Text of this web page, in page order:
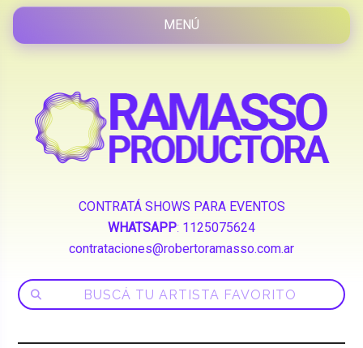
CONTRATÁ SHOWS PARA EVENTOS
WHATSAPP: 1125075624
contrataciones@robertoramasso.com.ar